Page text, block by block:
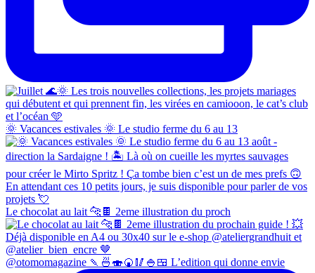
🌞 Vacances estivales 🌞 Le studio ferme du 6 au 13
Le chocolat au lait 🐆🍫 2eme illustration du proch
@otomomagazine 🍡🍜🍣🍘🥢🍚🍱 L’edition qui donne envie